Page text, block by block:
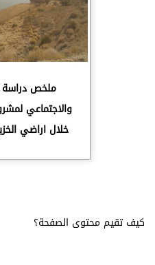
ملخص دراسة
والاجتماعي
خلال اراضي
كيف تقيم محتوى الصفحة؟